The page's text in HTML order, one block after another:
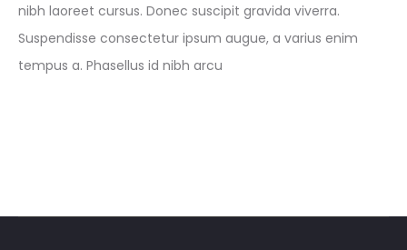
nibh laoreet cursus. Donec suscipit gravida viverra.
Suspendisse consectetur ipsum augue, a varius enim
tempus a. Phasellus id nibh arcu